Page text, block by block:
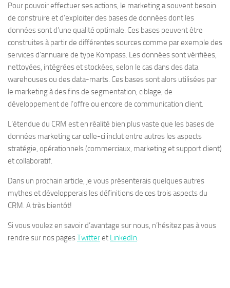
Pour pouvoir effectuer ses actions, le marketing a souvent besoin
de construire et d’exploiter des bases de données dont les
données sont d’une qualité optimale. Ces bases peuvent être
construites à partir de différentes sources comme par exemple des
services d’annuaire de type Kompass. Les données sont vérifiées,
nettoyées, intégrées et stockées, selon le cas dans des data
warehouses ou des data-marts. Ces bases sont alors utilisées par
le marketing à des fins de segmentation, ciblage, de
développement de l’offre ou encore de communication client.
L’étendue du CRM est en réalité bien plus vaste que les bases de
données marketing car celle-ci inclut entre autres les aspects
stratégie, opérationnels (commerciaux, marketing et support client)
et collaboratif.
Dans un prochain article, je vous présenterais quelques autres
mythes et développerais les définitions de ces trois aspects du
CRM. A très bientôt!
Si vous voulez en savoir d’avantage sur nous, n’hésitez pas à vous
rendre sur nos pagesTwitteret LinkedIn.